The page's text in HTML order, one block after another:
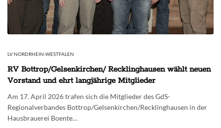
LV NORDRHEIN-WESTFALEN
RV Bottrop/Gelsenkirchen/ Recklinghausen wählt neuen
Vorstand und ehrt langjährige Mitglieder
Am 17. April 2026 trafen sich die Mitglieder des GdS-
Regionalverbandes Bottrop/Gelsenkirchen/Recklinghausen in der
Hausbrauerei Boente…